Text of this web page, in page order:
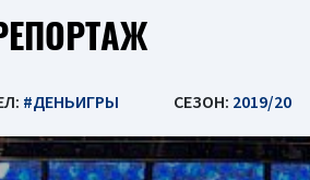
#ДЕНЬИГРЫ СЕЗОН: 2019/20